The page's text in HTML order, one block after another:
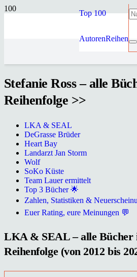
Top 100
AutorenReihen
Stefanie Ross – alle
Reihenfolge >>
LKA & SEAL
DeGrasse Brüder
Heart Bay
Landarzt Jan Storm
Wolf
SoKo Küste
Team Lauer ermittelt
Top 3 Bücher 🌟
Zahlen, Statistiken &
Euer Rating, eure Meinungen 💬
LKA & SEAL – alle Bücher
Reihenfolge (von 2012 bis